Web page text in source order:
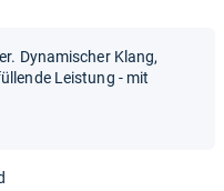
Dynamischer Klang,
Leistung - mit